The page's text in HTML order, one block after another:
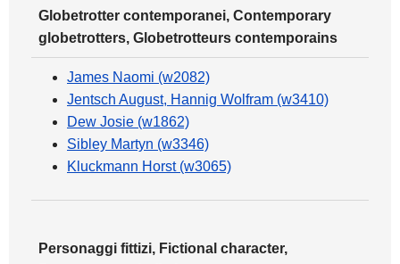
Globetrotter contemporanei, Contemporary
globetrotters, Globetrotteurs contemporains
James Naomi (w2082)
Jentsch August, Hannig Wolfram (w3410)
Dew Josie (w1862)
Sibley Martyn (w3346)
Kluckmann Horst (w3065)
Personaggi fittizi, Fictional character,